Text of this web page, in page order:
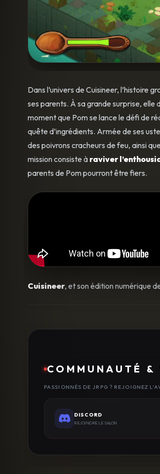
Dans l’univers de Cuisineer, l’histoire
ses parents. À sa grande surprise,
moment que Pom se lance le défi de
quête d’ingrédients. Armée de ses
des poivrons cracheurs de feu, ainsi
mission consiste à raviver
parents de Pom pourront être fiers.
Cuisineer, et son édition numérique
COMMUNAUTÉ &
PASSIONNÉS DE JRPG ? REJOIGNEZ
DISCORD
REJOINDRE LE SALON